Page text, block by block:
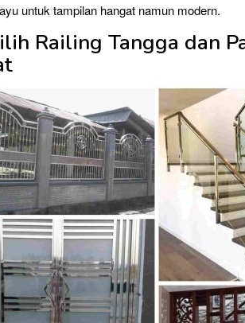
untuk tampilan hangat namun modern.
Railing Tangga dan